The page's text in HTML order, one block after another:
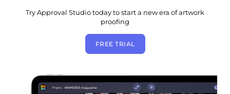
Try Approval Studio today to start a new era of artwork
proofing
FREE TRIAL